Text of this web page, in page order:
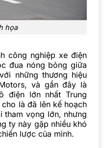
họa
công nghiệp xe điện
đua nóng bỏng giữa
những thương hiệu
và gần đây là
điện lớn nhất Trung
là đã lên kế hoạch
tham vọng lớn, nhưng
ty này gặp nhiều khó
lược của mình.